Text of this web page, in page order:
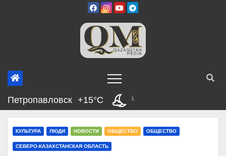
Петропавловск +15°C
КУЛЬТУРА ЛЮДИ НОВОСТИ ОБЩЕСТВО ОБЩЕСТВО
СЕВЕРО-КАЗАХСТАНСКАЯ ОБЛАСТЬ